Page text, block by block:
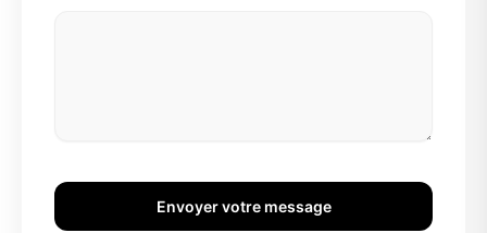
Envoyer votre message